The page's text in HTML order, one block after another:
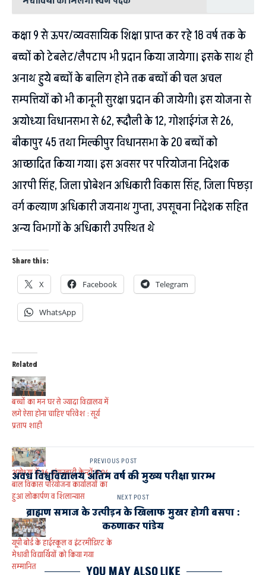
कक्षा 9 से ऊपर/व्यवसायिक शिक्षा प्राप्त कर रहे 18 वर्ष तक के
बच्चों को टेबलेट/लैपटाप भी प्रदान किया जायेगा। इसके साथ ही
अनाथ हुये बच्चों के बालिग होने तक बच्चों की चल अचल
सम्पत्तियों को भी कानूनी सुरक्षा प्रदान की जायेगी। इस योजना से
अयोध्या विधानसभा से 62, रूदौली के 12, गोशाईगंज से 26,
बीकापुर 45 तथा मिल्कीपुर विधानसभा के 20 बच्चों को
आच्छादित किया गया। इस अवसर पर परियोजना निदेशक
आरपी सिंह, जिला प्रोबेशन अधिकारी विकास सिंह, जिला पिछड़ा
वर्ग कल्याण अधिकारी जयनाथ गुप्ता, उपसूचना निदेशक सहित
अन्य विभागों के अधिकारी उपस्थित थे
Share this:
X Facebook Telegram
WhatsApp
Related
बच्चों का मन घर से ज्यादा विद्यालय में
लगे ऐसा होना चाहिए परिवेश : सूर्य
प्रताप शाही
अयोध्या में 36 आंगनबाडी केन्द्रों व 04
बाल विकास परियोजना कार्यालयों का
हुआ लोकार्पण व शिलान्यास
यूपी बोर्ड के हाईस्कूल व इंटरमीडिएट के
मेधावी विद्यार्थियों को किया गया
सम्मानित
PREVIOUS POST
अवध विश्वविद्यालय अंतिम वर्ष की मुख्य परीक्षा प्रारम्भ
NEXT POST
ब्राह्मण समाज के उत्पीड़न के खिलाफ मुखर होगी बसपा :
करुणाकर पांडेय